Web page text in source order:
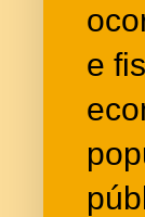
e